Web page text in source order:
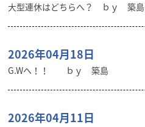
大型連休はどちらへ？ ｂｙ 築島
2026年04月18日
G.Wへ！！ ｂｙ 築島
2026年04月11日